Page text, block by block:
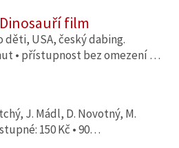
film
děti, USA, český dabing.
• přístupnost bez omezení …
J. Mádl, D. Novotný, M.
150 Kč • 90…